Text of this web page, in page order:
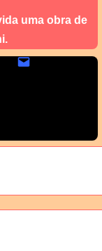
uma obra de